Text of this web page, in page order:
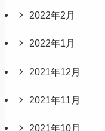
2022年2月
2022年1月
2021年12月
2021年11月
2021年10月